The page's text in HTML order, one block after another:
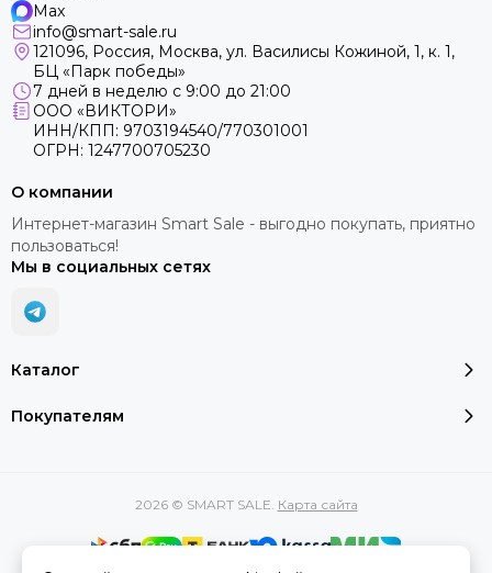
Max
info@smart-sale.ru
121096, Россия, Москва, ул. Василисы Кожиной, 1, к. 1,
БЦ «Парк победы»
7 дней в неделю с 9:00 до 21:00
ООО «ВИКТОРИ»
ИНН/КПП: 9703194540/770301001
ОГРН: 1247700705230
Каталог
Покупателям
О компании
Интернет-магазин Smart Sale - выгодно покупать, приятно
пользоваться!
Мы в социальных сетях
2026 © SMART SALE. Карта сайта